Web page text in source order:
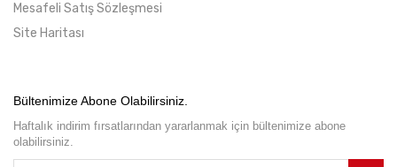
Mesafeli Satış Sözleşmesi
Site Haritası
Bültenimize Abone Olabilirsiniz.
Haftalık indirim fırsatlarından yararlanmak için bültenimize abone
olabilirsiniz.